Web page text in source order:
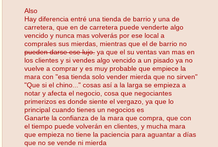
Also
Hay diferencia entré una tienda de barrio y una de
carretera, que en de carretera puede venderte algo
vencido y nunca mas volverás por ese local a
comprales sus mierdas, mientras que el de barrio no
pueden darse ese lujo. ya que el su ventas van mas en
los clientes y si vendes algo vencido a un pisado ya no
vuelve a comprar y es muy probable que empiece la
mara con "esa tienda solo vender mierda que no sirven"
"Que si el chino..." cosas así a la larga se empieza a
notar y afecta el negocio, cosa que negociantes
primerizos es donde siente el vergazo, ya que lo
principal cuando tienes un negocios es
Ganarte la confianza de la mara que compra, que con
el tiempo puede volverán en clientes, y mucha mara
que empieza no tiene la paciencia para aguantar a días
que no se vende ni mierda